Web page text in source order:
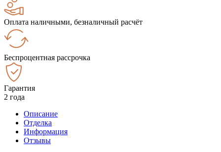
Оплата наличными, безналичный расчёт
Беспроцентная рассрочка
Гарантия
2 года
Описание
Отделка
Информация
Отзывы